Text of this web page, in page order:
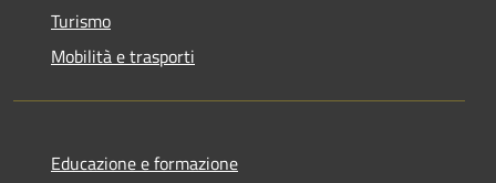
Turismo
Mobilità e trasporti
Educazione e formazione